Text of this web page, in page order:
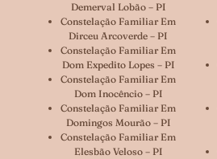
Demerval Lobão – PI
Constelação Familiar Em
Dirceu Arcoverde – PI
Constelação Familiar Em
Dom Expedito Lopes – PI
Constelação Familiar Em
Dom Inocêncio – PI
Constelação Familiar Em
Domingos Mourão – PI
Constelação Familiar Em
Elesbão Veloso – PI